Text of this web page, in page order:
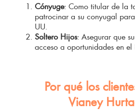
Cónyuge: Como titular de la
patrocinar a su conyugal
UU.
Soltero Hijos: Asegurar que
acceso a oportunidades en el
Por qué los
Vianey